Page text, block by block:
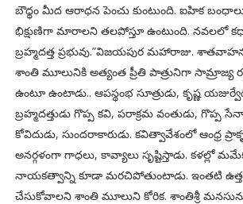
బౌధ్ధం మీద ఆరాధన పెంచు కుంటుంది. ఐహిక
భిక్షుణిగా మారాలని తలపోస్తూ ఉంటుంది. నవలలో
బ్రహ్మదత్త ప్రభువు.”విజయపుర మహారాజు.
శాంతి మూలునికి అత్యంత ప్రీతి పాత్రునిగా సామ్రాజ్య
ఉంటూ ఉంటాడు.. ఆపస్థంభ సూత్రుడు, కృష్ణ
బ్రహ్మదత్తుడు గొప్ప కవి, పరాక్రమ వంతుడు, గొప్ప
కోవిదుడు, సుందరాకారుడు. కవిత్వావేశంలో ఆంధ్ర
అనర్గళంగా గాధలు, కావ్యాలు సృష్టిస్తాడు. కళల్లో
నాయకత్వాన్ని కూడా మరచిపోతుంటాడు. ఇంతటి
చేసుకోవాలని శాంతి మూలుని కోరిక. శాంతిశ్రీ